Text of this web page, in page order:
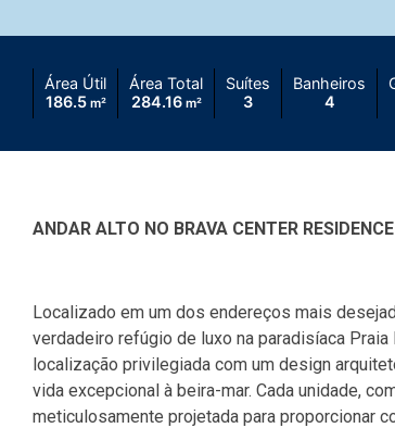
Área Útil
186.5m²
Área Total
284.16m²
Suítes
3
Banheiros
4
ANDAR ALTO NO BRAVA CENTER RESIDENCE
Localizado em um dos endereços mais
verdadeiro refúgio de luxo na paradisíaca
localização privilegiada com um design
vida excepcional à beira-mar. Cada unidade,
meticulosamente projetada para proporcionar